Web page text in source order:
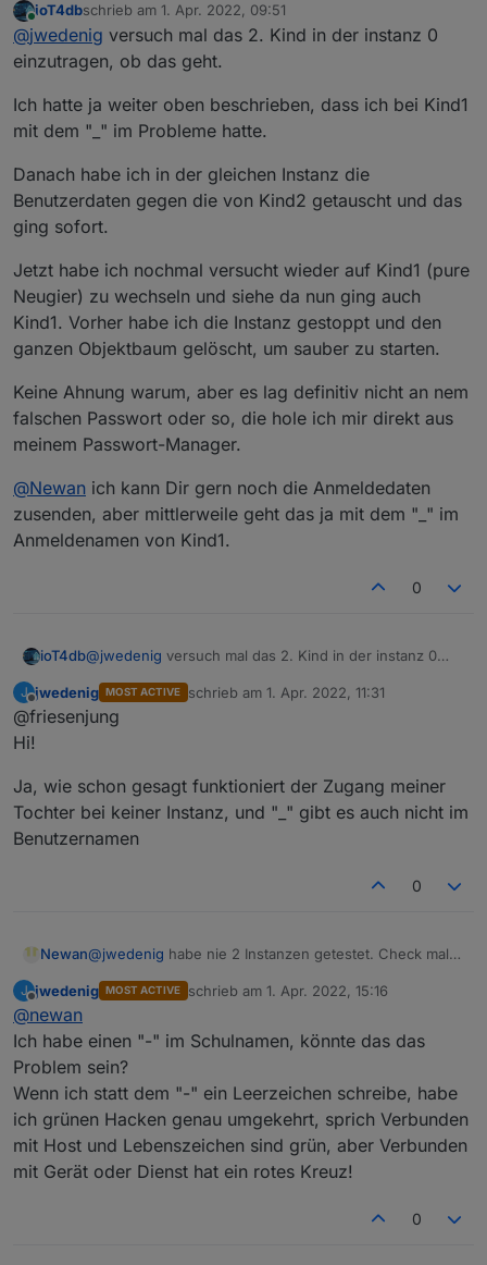
Nein, der Zugang meiner Tochter funktioniert auch
mit der ersten Instanz nicht!
Online
ioT4dbschrieb am 1. Apr. 2022, 09:51
zuletzt editiert von
@jwedenig versuch mal das 2. Kind in der instanz 0
einzutragen, ob das geht.
Ich hatte ja weiter oben beschrieben, dass ich bei Kind1
mit dem "_" im Probleme hatte.
Danach habe ich in der gleichen Instanz die
Benutzerdaten gegen die von Kind2 getauscht und das
ging sofort.
Jetzt habe ich nochmal versucht wieder auf Kind1 (pure
Neugier) zu wechseln und siehe da nun ging auch
Kind1. Vorher habe ich die Instanz gestoppt und den
ganzen Objektbaum gelöscht, um sauber zu starten.
Keine Ahnung warum, aber es lag definitiv nicht an nem
falschen Passwort oder so, die hole ich mir direkt aus
meinem Passwort-Manager.
@Newan ich kann Dir gern noch die Anmeldedaten
zusenden, aber mittlerweile geht das ja mit dem "_" im
Anmeldenamen von Kind1.
0
ioT4db@jwedenig versuch mal das 2. Kind in der instanz 0
Ich hatte ja weiter oben beschrieben, dass ich bei Kind1
mit dem "_" im Probleme hatte.
ging sofort.
Jetzt habe ich nochmal versucht wieder auf Kind1 (pure
Neugier) zu wechseln und siehe da nun ging auch
Kind1. Vorher habe ich die Instanz gestoppt und den
ganzen Objektbaum gelöscht, um sauber zu starten.
Keine Ahnung warum, aber es lag definitiv nicht an nem
falschen Passwort oder so, die hole ich mir direkt aus
zusenden, aber mittlerweile geht das ja mit dem "_" im
J
Offline
jwedenig MOST ACTIVE schrieb am 1. Apr. 2022, 11:31
zuletzt editiert von
@friesenjung
Hi!
Ja, wie schon gesagt funktioniert der Zugang meiner
Tochter bei keiner Instanz, und "_" gibt es auch nicht im
Benutzernamen
0
Newan@jwedenig habe nie 2 Instanzen getestet. Check mal
Account funktional.
J jwedenig MOST ACTIVE schrieb am 1. Apr. 2022, 15:16
zuletzt editiert von
@newan
Ich habe einen "-" im Schulnamen, könnte das das
Problem sein?
Wenn ich statt dem "-" ein Leerzeichen schreibe, habe
ich grünen Hacken genau umgekehrt, sprich Verbunden
mit Host und Lebenszeichen sind grün, aber Verbunden
mit Gerät oder Dienst hat ein rotes Kreuz!
0